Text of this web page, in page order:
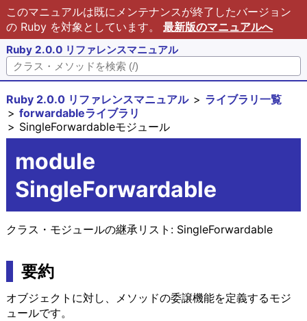
このマニュアルは既にメンテナンスが終了したバージョン
の Ruby を対象としています。 最新版のマニュアルへ
Ruby 2.0.0 リファレンスマニュアル
Ruby 2.0.0 リファレンスマニュアル
ライブラリ一覧
forwardableライブラリ
SingleForwardableモジュール
module
SingleForwardable
クラス・モジュールの継承リスト: SingleForwardable
要約
オブジェクトに対し、メソッドの委譲機能を定義するモジ
ュールです。